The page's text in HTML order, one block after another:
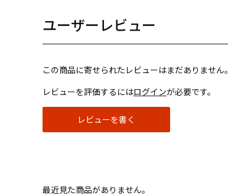
ユーザーレビュー
この商品に寄せられたレビューはまだありません。
レビューを評価するにはログインが必要です。
レビューを書く
最近見た商品がありません。